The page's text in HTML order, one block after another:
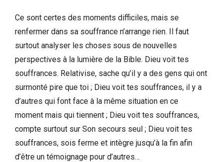
Ce sont certes des moments difficiles, mais se
renfermer dans sa souffrance n’arrange rien. Il faut
surtout analyser les choses sous de nouvelles
perspectives à la lumière de la Bible. Dieu voit tes
souffrances. Relativise, sache qu’il y a des gens qui ont
surmonté pire que toi ; Dieu voit tes souffrances, il y a
d’autres qui font face à la même situation en ce
moment mais qui tiennent ; Dieu voit tes souffrances,
compte surtout sur Son secours seul ; Dieu voit tes
souffrances, sois ferme et intègre jusqu’à la fin afin
d’être un témoignage pour d’autres…